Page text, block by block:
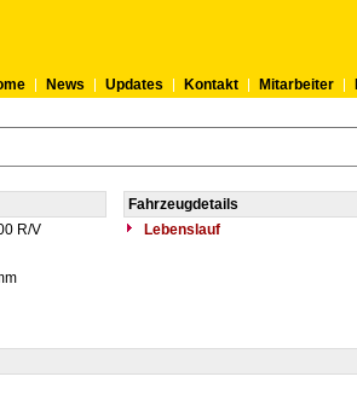
News Updates Kontakt Mitarbeiter
Fahrzeugdetails
R/V
Lebenslauf